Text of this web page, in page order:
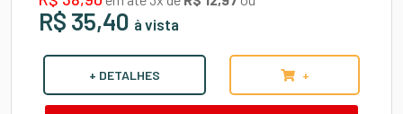
R$ 35,40 à vista
+ DETALHES +